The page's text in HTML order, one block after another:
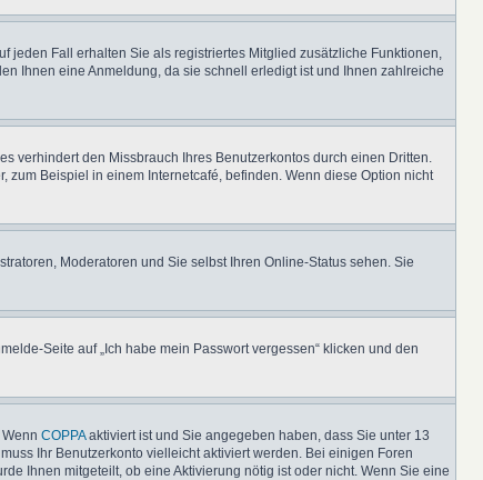
Fall erhalten Sie als registriertes Mitglied zusätzliche Funktionen,
Ihnen eine Anmeldung, da sie schnell erledigt ist und Ihnen zahlreiche
verhindert den Missbrauch Ihres Benutzerkontos durch einen Dritten.
Beispiel in einem Internetcafé, befinden. Wenn diese Option nicht
Moderatoren und Sie selbst Ihren Online-Status sehen. Sie
Seite auf „Ich habe mein Passwort vergessen“ klicken und den
COPPAaktiviert ist und Sie angegeben haben, dass Sie unter 13
Ihr Benutzerkonto vielleicht aktiviert werden. Bei einigen Foren
Ihnen mitgeteilt, ob eine Aktivierung nötig ist oder nicht. Wenn Sie eine